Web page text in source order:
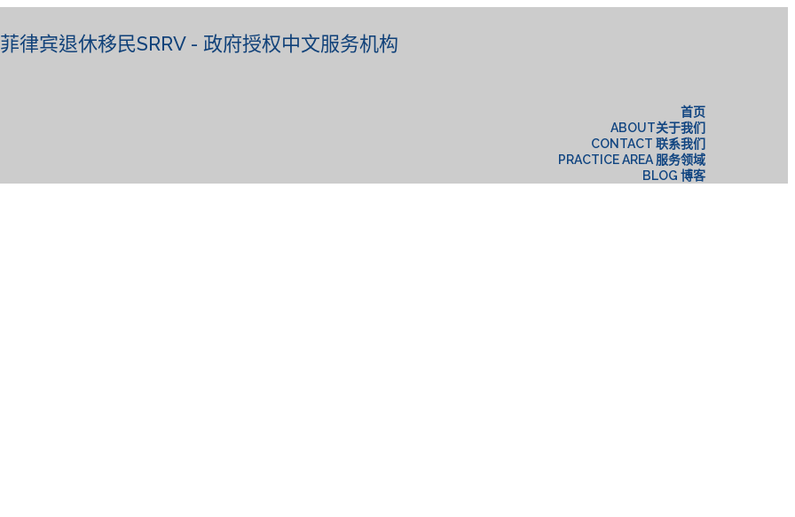
菲律宾退休移民SRRV - 政府授权中文服务机构
首页
ABOUT关于我们
CONTACT 联系我们
PRACTICE AREA 服务领域
BLOG 博客